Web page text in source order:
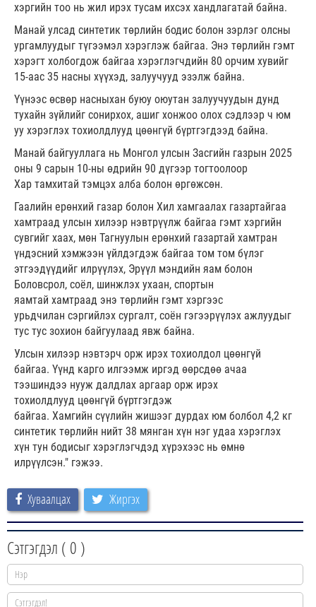
хэргийн тоо нь жил ирэх тусам ихсэх хандлагатай байна.
Манай улсад синтетик төрлийн бодис болон зэрлэг олсны
ургамлуудыг түгээмэл хэрэглэж байгаа. Энэ төрлийн гэмт
хэрэгт холбогдож байгаа хэрэглэгчдийн 80 орчим хувийг
15-аас 35 насны хүүхэд, залуучууд эзэлж байна.
Үүнээс өсвөр насныхан буюу оюутан залуучуудын дунд
тухайн зүйлийг сонирхох, ашиг хонжоо олох сэдлээр ч юм
уу хэрэглэх тохиолдлууд цөөнгүй бүртгэгдээд байна.
Манай байгууллага нь Монгол улсын Засгийн газрын 2025
оны 9 сарын 10-ны өдрийн 90 дүгээр тогтоолоор
Хар тамхитай тэмцэх алба болон өргөжсөн.
Гаалийн ерөнхий газар болон Хил хамгаалах газартайгаа
хамтраад улсын хилээр нэвтрүүлж байгаа гэмт хэргийн
сувгийг хаах, мөн Тагнуулын ерөнхий газартай хамтран
үндэсний хэмжээн үйлдэгдэж байгаа том том бүлэг
этгээдүүдийг илрүүлэх, Эрүүл мэндийн яам болон
Боловсрол, соёл, шинжлэх ухаан, спортын
яамтай хамтраад энэ төрлийн гэмт хэргээс
урьдчилан сэргийлэх сургалт, соён гэгээрүүлэх ажлуудыг
тус тус зохион байгуулаад явж байна.
Улсын хилээр нэвтэрч орж ирэх тохиолдол цөөнгүй
байгаа. Үүнд карго илгээмж иргэд өөрсдөө ачаа
тээшиндээ нууж далдлах аргаар орж ирэх
тохиолдлууд цөөнгүй бүртгэгдэж
байгаа. Хамгийн сүүлийн жишээг дурдах юм болбол 4,2 кг
синтетик төрлийн нийт 38 мянган хүн нэг удаа хэрэглэх
хүн тун бодисыг хэрэглэгчдэд хүрэхээс нь өмнө
илрүүлсэн." гэжээ.
Хуваалцах Жиргэх
Сэтгэгдэл ( 0 )